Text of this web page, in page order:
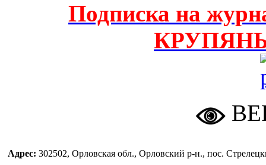
Подписка на
Адрес: 302502, Орловская обл., Орловский р-н., пос.